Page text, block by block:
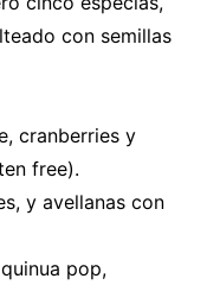
con semillas
cranberries y
free).
y avellanas con
pop,